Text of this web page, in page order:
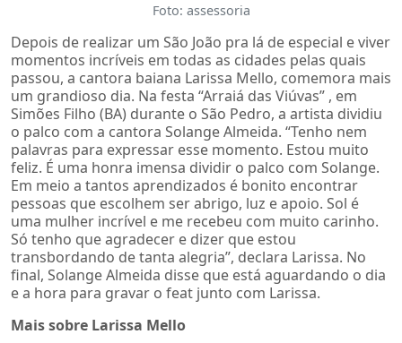
Foto: assessoria
Depois de realizar um São João pra lá de especial e viver
momentos incríveis em todas as cidades pelas quais
passou, a cantora baiana Larissa Mello, comemora mais
um grandioso dia. Na festa “Arraiá das Viúvas” , em
Simões Filho (BA) durante o São Pedro, a artista dividiu
o palco com a cantora Solange Almeida. “Tenho nem
palavras para expressar esse momento. Estou muito
feliz. É uma honra imensa dividir o palco com Solange.
Em meio a tantos aprendizados é bonito encontrar
pessoas que escolhem ser abrigo, luz e apoio. Sol é
uma mulher incrível e me recebeu com muito carinho.
Só tenho que agradecer e dizer que estou
transbordando de tanta alegria”, declara Larissa. No
final, Solange Almeida disse que está aguardando o dia
e a hora para gravar o feat junto com Larissa.
Mais sobre Larissa Mello